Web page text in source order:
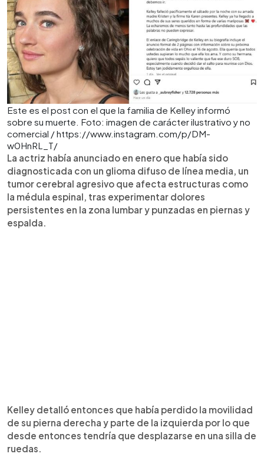
Este es el post con el que la familia de Kelley informó
sobre su muerte. Foto: imagen de carácter ilustrativo y no
comercial / https://www.instagram.com/p/DM-
w0HnRL_T/
La actriz había anunciado en enero que había sido
diagnosticada con un glioma difuso de línea media, un
tumor cerebral agresivo que afecta estructuras como
la médula espinal, tras experimentar dolores
persistentes en la zona lumbar y punzadas en piernas y
espalda.
Kelley detalló entonces que había perdido la movilidad
de su pierna derecha y parte de la izquierda por lo que
desde entonces tendría que desplazarse en una silla de
ruedas.